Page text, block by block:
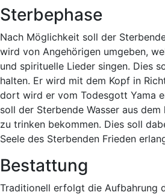
Sterbephase
Nach Möglichkeit soll der
wird von Angehörigen umgeben,
und spirituelle Lieder singen. Dies
halten. Er wird mit dem Kopf in
dort wird er vom Todesgott Yama
soll der Sterbende Wasser aus dem
zu trinken bekommen. Dies soll
Seele des Sterbenden Frieden
Bestattung
Traditionell erfolgt die Aufbahrung